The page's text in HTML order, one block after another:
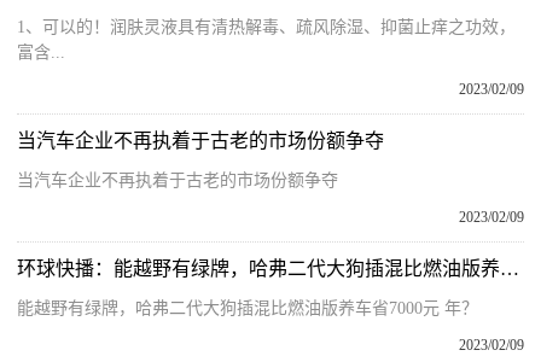
1、可以的！润肤灵液具有清热解毒、疏风除湿、抑菌止痒之功效，
富含...
2023/02/09
当汽车企业不再执着于古老的市场份额争夺
当汽车企业不再执着于古老的市场份额争夺
2023/02/09
环球快播：能越野有绿牌，哈弗二代大狗插混比燃油版养车省7000元/年？
能越野有绿牌，哈弗二代大狗插混比燃油版养车省7000元 年？
2023/02/09